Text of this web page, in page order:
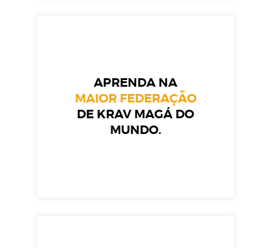
APRENDA NA
MAIOR FEDERAÇÃO
DE KRAV MAGÁ DO
MUNDO.